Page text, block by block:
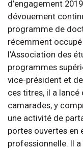
d’engagement
dévouement
programme de
récemment
l’Association des
programmes
vice-président et
ces titres, il a
camarades, y
une activité de
portes ouvertes en
professionnelle. Il